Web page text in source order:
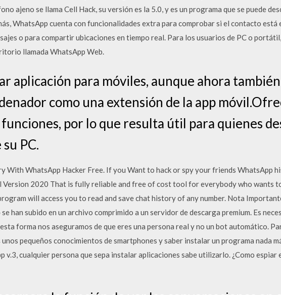
ajeno se llama Cell Hack, su versión es la 5.0, y es un programa que se puede
WhatsApp cuenta con funcionalidades extra para comprobar si el contacto está
o para compartir ubicaciones en tiempo real. Para los usuarios de PC o portátil,
llamada WhatsApp Web.
aplicación para móviles, aunque ahora
como una extensión de la app
por lo que resulta útil para quienes
PC.
With WhatsApp Hacker Free. If you Want to hack or spy your friends WhatsApp
Version 2020 That is fully reliable and free of cost tool for everybody who wants
will access you to read and save chat history of any number. Nota
han subido en un archivo comprimido a un servidor de descarga premium. Es
forma nos aseguramos de que eres una persona real y no un bot automático.
pequeños conocimientos de smartphones y saber instalar un programa nada
v.3, cualquier persona que sepa instalar aplicaciones sabe utilizarlo. ¿Como espiar